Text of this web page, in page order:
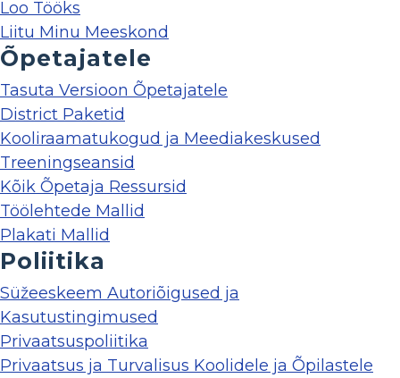
Loo Tööks
Liitu Minu Meeskond
Õpetajatele
Tasuta Versioon Õpetajatele
District Paketid
Kooliraamatukogud ja Meediakeskused
Treeningseansid
Kõik Õpetaja Ressursid
Töölehtede Mallid
Plakati Mallid
Poliitika
Süžeeskeem Autoriõigused ja
Kasutustingimused
Privaatsuspoliitika
Privaatsus ja Turvalisus Koolidele ja Õpilastele